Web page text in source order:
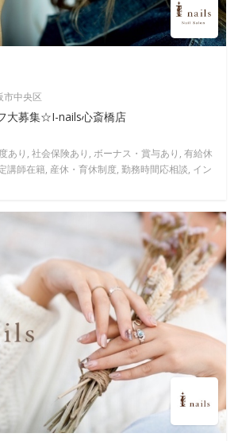
市中央区
大募集☆I-nails心斎橋店
あり, 社会保険あり, ボーナス・賞与あり, 有給休
講師在籍, 産休・育休制度, 勤務時間応相談, イン